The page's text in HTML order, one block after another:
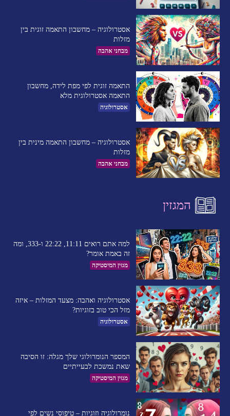
אסטרולוגיה – מחשבון התאמה זוגית בין
מזלות
מבחני אהבה
התאמה זוגית לפי מפת לידה, מחשבון
התאמה אסטרולוגית מלא
אסטרולוגיה
אסטרולוגיה – מחשבון התאמה מינית בין
מזלות
מבחני אהבה
המגזין
למה אתם רואים 11:11, 22:22 ו-333, ומה
זה באמת אומר?
מגזין המיסטיקה
אסטרולוגיה ואהבה: מצעד המזלות – איזה
מזל הכי טוב בזוגיות?
אסטרולוגיה
המספר הנומרולוגי שלך מגלה: זו הסיבה
שאת נמשכת לבעייתיים​
מגזין המיסטיקה
נומרולוגיה וזוגיות – טיפוסי נשים לפי